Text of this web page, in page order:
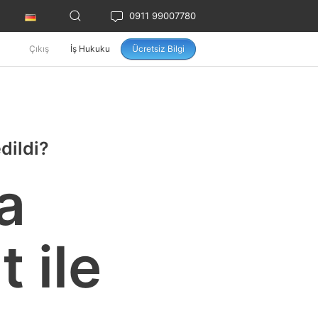
0911 99007780
Ücretsiz Bilgi
Çıkış İş Hukuku
ile